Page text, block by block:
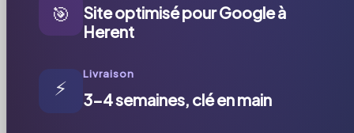
🎯
Site optimisé pour Google à
Herent
⚡
Livraison
3-4 semaines, clé en main